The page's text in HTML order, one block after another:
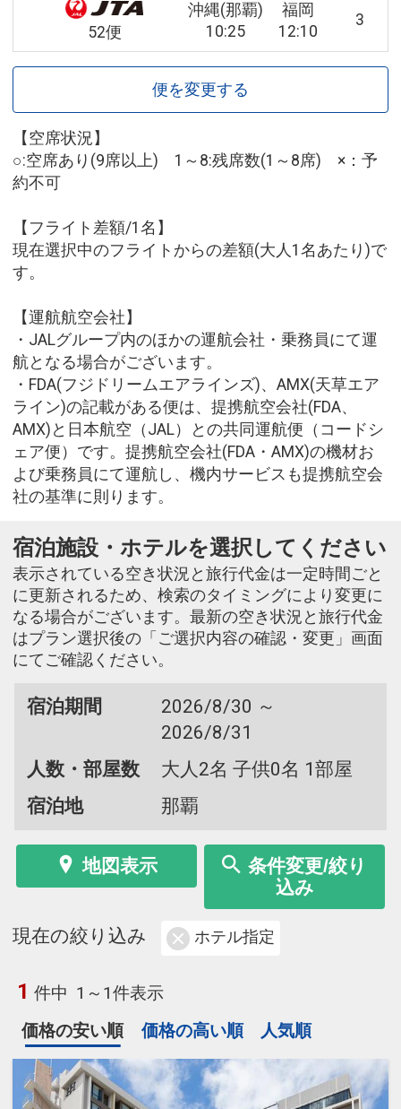
52便
沖縄(那覇)
10:25
福岡
12:10
3
便を変更する
【空席状況】
○:空席あり(9席以上) 1～8:残席数(1～8席) ×：予
約不可
【フライト差額/1名】
現在選択中のフライトからの差額(大人1名あたり)で
す。
【運航航空会社】
・JALグループ内のほかの運航会社・乗務員にて運
航となる場合がございます。
・FDA(フジドリームエアラインズ)、AMX(天草エア
ライン)の記載がある便は、提携航空会社(FDA、
AMX)と日本航空（JAL）との共同運航便（コードシ
ェア便）です。提携航空会社(FDA・AMX)の機材お
よび乗務員にて運航し、機内サービスも提携航空会
社の基準に則ります。
宿泊施設・ホテルを選択してください
表示されている空き状況と旅行代金は一定時間ごと
に更新されるため、検索のタイミングにより変更に
なる場合がございます。最新の空き状況と旅行代金
はプラン選択後の「ご選択内容の確認・変更」画面
にてご確認ください。
宿泊期間
2026/8/30 ～
2026/8/31
人数・部屋数
大人2名 子供0名 1部屋
宿泊地
那覇
地図表示
条件変更/絞り
込み
現在の絞り込み ホテル指定
1 件中 1～1件表示
価格の安い順
価格の高い順 人気順